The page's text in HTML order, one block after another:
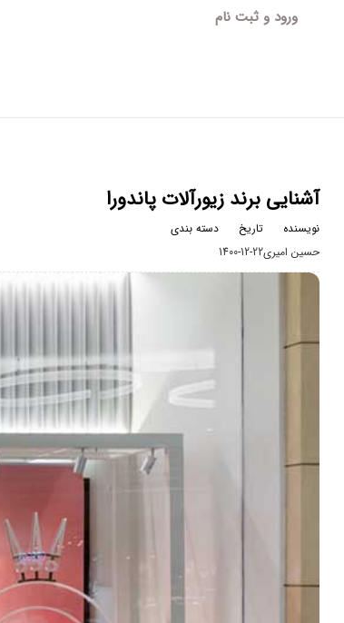
ورود و ثبت نام
آشنایی برند زیورآلات پاندورا
نویسنده
حسین امیری
تاریخ
1400-12-22
دسته بندی